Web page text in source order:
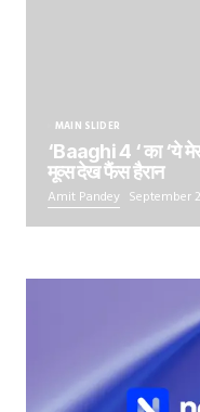
MAIN SLIDER
‘Baaghi 4 ‘ का ‘ये
मूव्स देख फैंस हैरान
Amit Pandey September